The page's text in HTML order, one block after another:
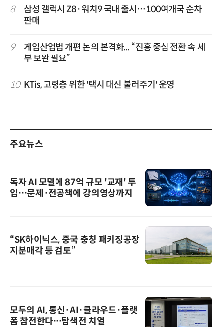
8
삼성 갤럭시 Z8·워치9 국내 출시…100여개국 순차
판매
9
게임산업법 개편 논의 본격화... “진흥 중심 전환 속 세
부 보완 필요”
10 KTis, 고령층 위한 '택시 대신 불러주기' 운영
주요뉴스
독자 AI 모델에 87억 규모 '교재' 투
입…문제·전공책에 강의영상까지
“SK하이닉스, 중국 충칭 패키징공장
지분매각 등 검토”
모두의 AI, 통신·AI·클라우드·플랫
폼 참전한다…탐색전 치열